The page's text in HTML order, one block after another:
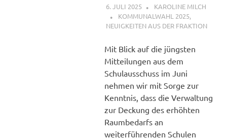
6. JULI 2025
KAROLINE MILCH
KOMMUNALWAHL 2025,
NEUIGKEITEN AUS DER FRAKTION
Mit Blick auf die jüngsten
Mitteilungen aus dem
Schulausschuss im Juni
nehmen wir mit Sorge zur
Kenntnis, dass die Verwaltung
zur Deckung des erhöhten
Raumbedarfs an
weiterführenden Schulen